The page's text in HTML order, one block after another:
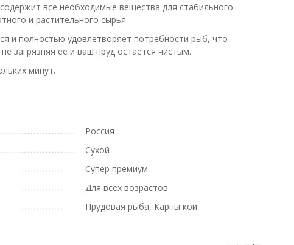
все необходимые вещества для стабильного
и растительного сырья.
и полностью удовлетворяет потребности рыб, что
загрязняя её и ваш пруд остается чистым.
минут.
Россия
Сухой
Супер премиум
Для всех возрастов
Прудовая рыба, Карпы кои